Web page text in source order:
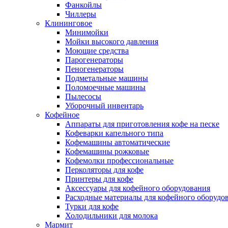
Фанкойлы
Чиллеры
Клининговое
Минимойки
Мойки высокого давления
Моющие средства
Парогенераторы
Пеногенераторы
Подметальные машины
Поломоечные машины
Пылесосы
Уборочный инвентарь
Кофейное
Аппараты для приготовления кофе на песке
Кофеварки капельного типа
Кофемашины автоматические
Кофемашины рожковые
Кофемолки профессиональные
Перколяторы для кофе
Принтеры для кофе
Аксессуары для кофейного оборудования
Расходные материалы для кофейного
Турки для кофе
Холодильники для молока
Мармит